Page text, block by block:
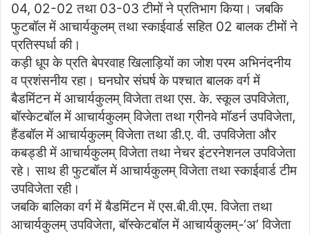
04, 02-02 तथा 03-03 टीमों ने प्रतिभाग किया। जबकि
फुटबॉल में आचार्यकुलम् तथा स्काईवार्ड सहित 02 बालक टीमों ने
प्रतिस्पर्धा की।
कड़ी धूप के प्रति बेपरवाह खिलाड़ियों का जोश परम अभिनंदनीय
व प्रशंसनीय रहा। घनघोर संघर्ष के पश्चात बालक वर्ग में
बैडमिंटन में आचार्यकुलम् विजेता तथा एस. के. स्कूल उपविजेता,
बॉस्केटबॉल में आचार्यकुलम् विजेता तथा ग्रीनवे मॉडर्न उपविजेता,
हैंडबॉल में आचार्यकुलम् विजेता तथा डी.ए. वी. उपविजेता और
कबड्डी में आचार्यकुलम् विजेता तथा नेचर इंटरनेशनल उपविजेता
रहे। साथ ही फुटबॉल में आचार्यकुलम् विजेता तथा स्काईवार्ड टीम
उपविजेता रही।
जबकि बालिका वर्ग में बैडमिंटन में एस.बी.वी.एम. विजेता तथा
आचार्यकुलम् उपविजेता, बॉस्केटबॉल में आचार्यकुलम्-‘अ’ विजेता